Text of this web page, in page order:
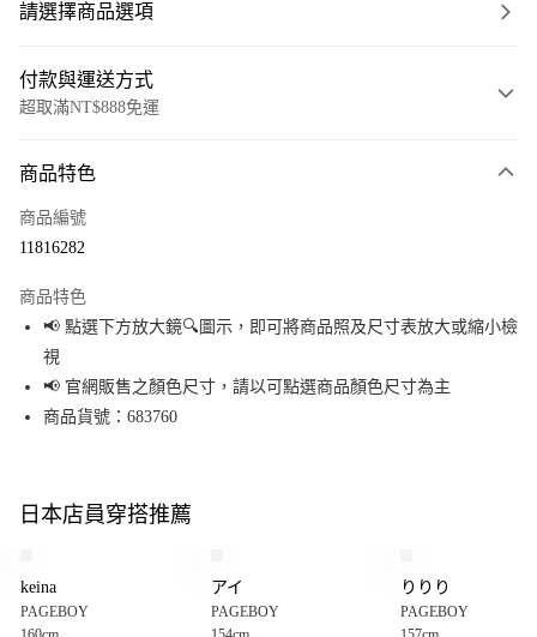
請選擇商品選項
付款與運送方式
超取滿NT$888免運
信用卡一次付款
Apple Pay
街口支付
悠遊付
全盈+PAY
1.本服務由台灣大哥大提供，台灣大哥大用戶可立即使用無須另外申請。
AFTEE先享後付
商品特色
商品編號
11816282
商品特色
📢 點選下方放大鏡🔍圖示，即可將商品照及尺寸表放大或縮小檢
視
📢 官網販售之顏色尺寸，請以可點選商品顏色尺寸為主
商品貨號：683760
日本店員穿搭推薦
keina
PAGEBOY
アイ
PAGEBOY
りりり
PAGEBOY